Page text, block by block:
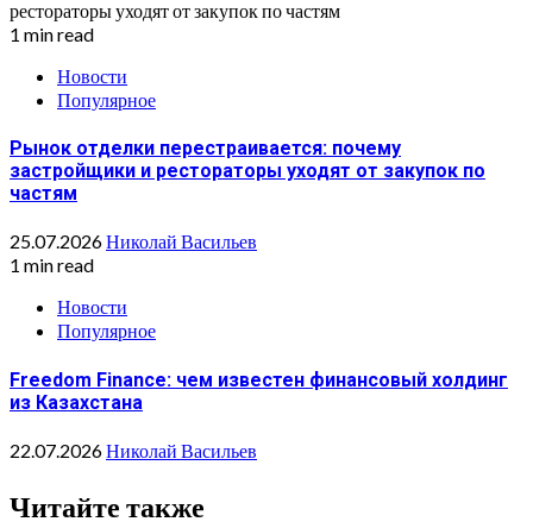
1 min read
Новости
Популярное
Рынок отделки перестраивается: почему
застройщики и рестораторы уходят от закупок по
частям
25.07.2026Николай Васильев
1 min read
Новости
Популярное
Freedom Finance: чем известен финансовый холдинг
из Казахстана
22.07.2026Николай Васильев
Читайте также